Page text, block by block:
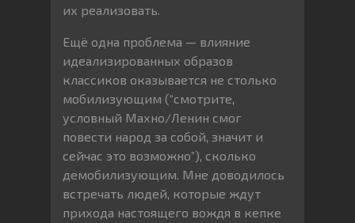
их реализовать.
Ещё одна проблема — влияние
идеализированных образов
классиков оказывается не столько
мобилизующим (“смотрите,
условный Махно/Ленин смог
повести народ за собой, значит и
сейчас это возможно”), сколько
демобилизующим. Мне доводилось
встречать людей, которые ждут
прихода настоящего вождя в кепке